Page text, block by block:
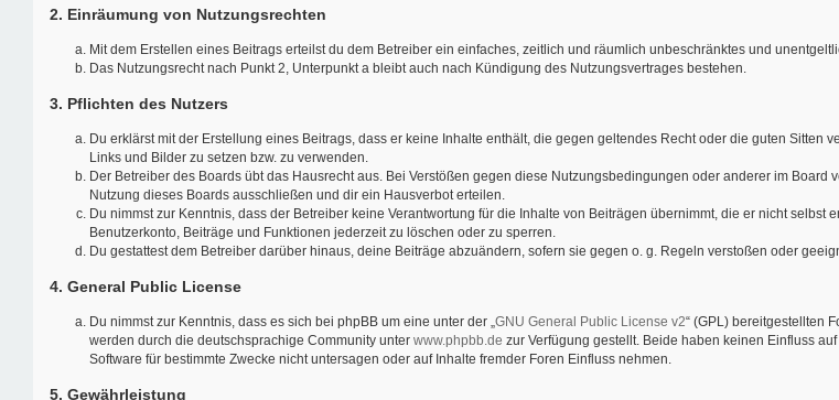
2. Einräumung von Nutzungsrechten
Mit dem Erstellen eines Beitrags erteilst du dem Betreiber ein einfaches, zeitlich und räumlich unbeschränktes und
Das Nutzungsrecht nach Punkt 2, Unterpunkt a bleibt auch nach Kündigung des Nutzungsvertrages bestehen.
3. Pflichten des Nutzers
Du erklärst mit der Erstellung eines Beitrags, dass er keine Inhalte enthält, die gegen geltendes Recht oder die guten
Links und Bilder zu setzen bzw. zu verwenden.
Der Betreiber des Boards übt das Hausrecht aus. Bei Verstößen gegen diese Nutzungsbedingungen oder anderer im
Nutzung dieses Boards ausschließen und dir ein Hausverbot erteilen.
Du nimmst zur Kenntnis, dass der Betreiber keine Verantwortung für die Inhalte von Beiträgen übernimmt, die er nicht
Benutzerkonto, Beiträge und Funktionen jederzeit zu löschen oder zu sperren.
Du gestattest dem Betreiber darüber hinaus, deine Beiträge abzuändern, sofern sie gegen o. g. Regeln verstoßen oder
4. General Public License
Du nimmst zur Kenntnis, dass es sich bei phpBB um eine unter der „GNU General Public License v2“ (GPL) bereitgestellten
werden durch die deutschsprachige Community unter www.phpbb.de zur Verfügung gestellt. Beide haben keinen Einfluss
Software für bestimmte Zwecke nicht untersagen oder auf Inhalte fremder Foren Einfluss nehmen.
5. Gewährleistung